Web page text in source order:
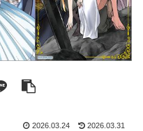
2026.03.24 2026.03.31